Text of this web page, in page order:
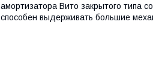
амортизатора Вито закрытого типа
способен выдерживать большие